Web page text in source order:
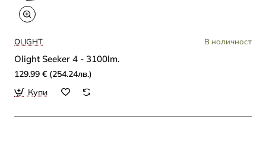
OLIGHT В наличност
Olight Seeker 4 - 3100lm.
129.99 € (254.24лв.)
Купи